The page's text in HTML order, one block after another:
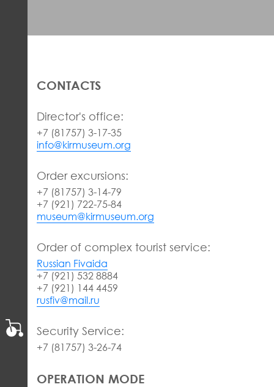
CONTACTS
Director's office:
+7 (81757) 3-17-35
info@kirmuseum.org
Order excursions:
+7 (81757) 3-14-79
+7 (921) 722-75-84
museum@kirmuseum.org
Order of complex tourist service:
Russian Fivaida
+7 (921) 532 8884
+7 (921) 144 4459
rusfiv@mail.ru
Security Service:
+7 (81757) 3-26-74
OPERATION MODE